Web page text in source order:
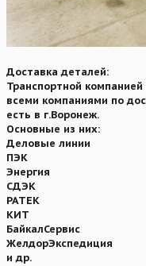
Доставка деталей:
Транспортной
всеми компаниями по
есть в г.Воронеж.
Основные из них:
Деловые линии
ПЭК
Энергия
СДЭК
РАТЕК
КИТ
БайкалСервис
ЖелдорЭкспедиция
и др.